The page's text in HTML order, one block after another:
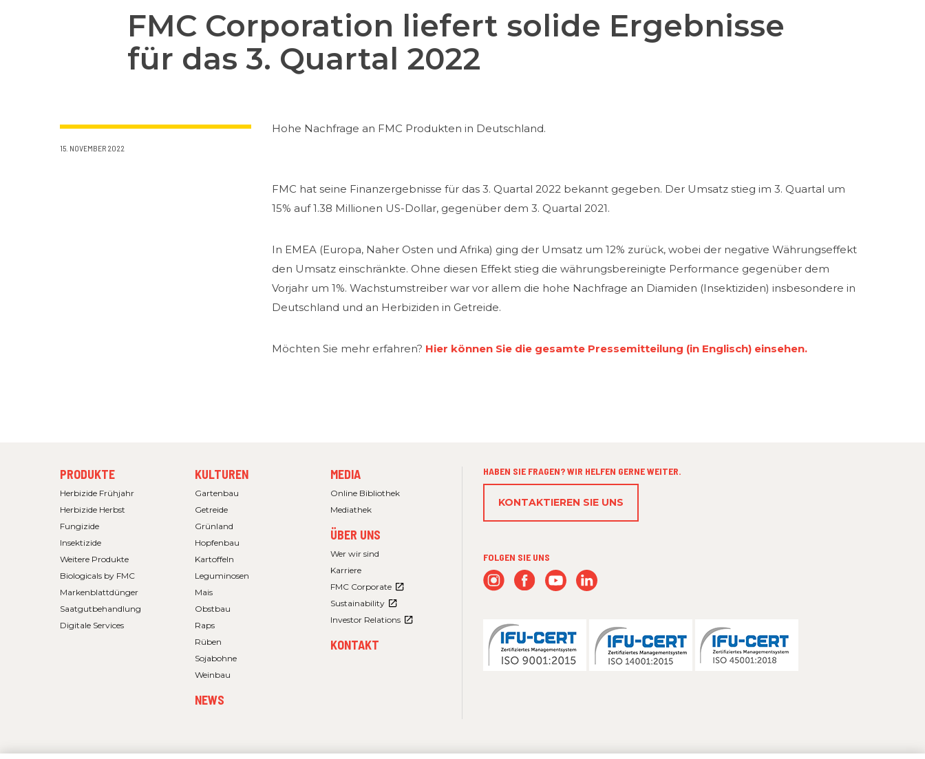
FMC Corporation liefert solide Ergebnisse
für das 3. Quartal 2022
15. NOVEMBER 2022
Hohe Nachfrage an FMC Produkten in Deutschland.
FMC hat seine Finanzergebnisse für das 3. Quartal 2022 bekannt gegeben. Der Umsatz stieg im 3. Quartal um
15% auf 1.38 Millionen US-Dollar, gegenüber dem 3. Quartal 2021.
In EMEA (Europa, Naher Osten und Afrika) ging der Umsatz um 12% zurück, wobei der negative Währungseffekt
den Umsatz einschränkte. Ohne diesen Effekt stieg die währungsbereinigte Performance gegenüber dem
Vorjahr um 1%. Wachstumstreiber war vor allem die hohe Nachfrage an Diamiden (Insektiziden) insbesondere in
Deutschland und an Herbiziden in Getreide.
Möchten Sie mehr erfahren? Hier können Sie die gesamte Pressemitteilung (in Englisch) einsehen.
FOOTER
MENU
PRODUKTE
Herbizide Frühjahr
Herbizide Herbst
Fungizide
Insektizide
Weitere Produkte
Biologicals by FMC
Markenblattdünger
Saatgutbehandlung
Digitale Services
FOOTER
MENU
KULTUREN
Gartenbau
Getreide
Grünland
Hopfenbau
Kartoffeln
Leguminosen
Mais
Obstbau
Raps
Rüben
Sojabohne
Weinbau
NEWS
FOOTER
MENU
MEDIA
Online Bibliothek
Mediathek
ÜBER UNS
Wer wir sind
Karriere
FMC Corporate
Sustainability
Investor Relations
KONTAKT
HABEN SIE FRAGEN? WIR HELFEN GERNE WEITER.
KONTAKTIEREN SIE UNS
FOLGEN SIE UNS